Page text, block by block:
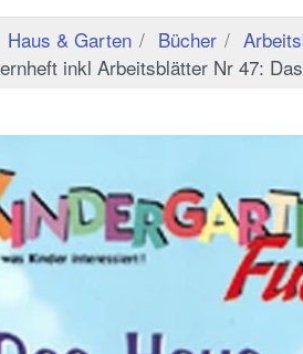
Haus & Garten Bücher
inkl Arbeitsblätter Nr 47: